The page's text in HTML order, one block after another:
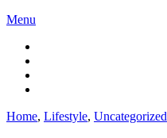
Menu
Home, Lifestyle, Uncategorized